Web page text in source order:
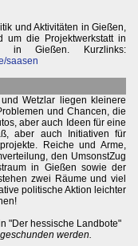
und Aktivitäten in Gießen,
um die Projektwerkstatt in
in Gießen. Kurzlinks:
saasen
Wetzlar liegen kleinere
und Chancen, die
aber auch Ideen für eine
aber auch Initiativen für
Reiche und Arme,
den UmsonstZug
in Gießen sowie der
zwei Räume und viel
politische Aktion leichter
"Der hessische Landbote"
werden.